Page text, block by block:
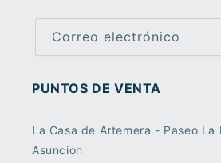
Correo electrónico
PUNTOS DE VENTA
La Casa de Artemera - Paseo La
Asunción